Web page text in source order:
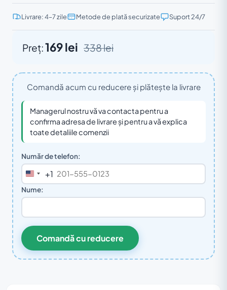
Livrare: 4–7 zile Metode de plată securizate Suport 24/7
Preț:169 lei 338 lei
Comandă acum cu reducere și plătește la livrare
Managerul nostru vă va contacta pentru a
confirma adresa de livrare și pentru a vă explica
toate detaliile comenzii
Număr de telefon:
United
States
+1
Nume:
Comandă cu reducere